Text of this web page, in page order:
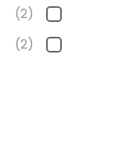
(2)
(2)